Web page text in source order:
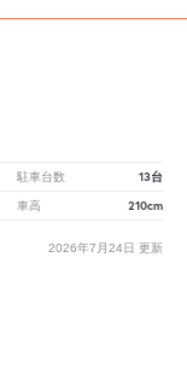
駐車台数 13台
車高 210cm
2026年7月24日 更新